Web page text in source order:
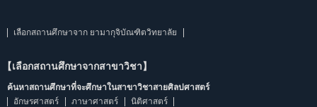
เลือกสถานศึกษาจาก ยามากุจิบัณฑิตวิทยาลัย
【เลือกสถานศึกษาจากสาขาวิชา】
ค้นหาสถานศึกษาที่จะศึกษาในสาขาวิชาสายศิลปศาสตร์
อักษรศาสตร์
ภาษาศาสตร์
นิติศาสตร์